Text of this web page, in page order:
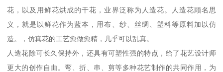
花，以及用鲜花烘成的干花，业界泛称为人造花。人造花顾名思
义，就是以鲜花作为蓝本，用布、纱、丝绸、塑料等原料加以仿
造。，仿真花的工艺愈做愈精，几乎可以乱真。
人造花除可长久保持外，还具有可塑性强的特点，给了花艺设计师
更大的创作自由。弯、折、串、剪等多种花艺制作的共同作用，为